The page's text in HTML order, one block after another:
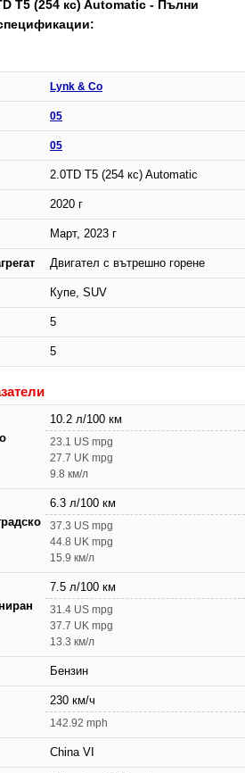
T5 (254 кс) Automatic - Пълни
Lynk & Co
05
05
2.0TD T5 (254 кс) Automatic
2020 г
Март, 2023 г
Двигател с вътрешно горене
Купе, SUV
5
5
10.2 л/100 км
23.1 US mpg
27.7 UK mpg
9.8 км/л
6.3 л/100 км
37.3 US mpg
44.8 UK mpg
15.9 км/л
7.5 л/100 км
31.4 US mpg
37.7 UK mpg
13.3 км/л
Бензин
230 км/ч
142.92 mph
China VI